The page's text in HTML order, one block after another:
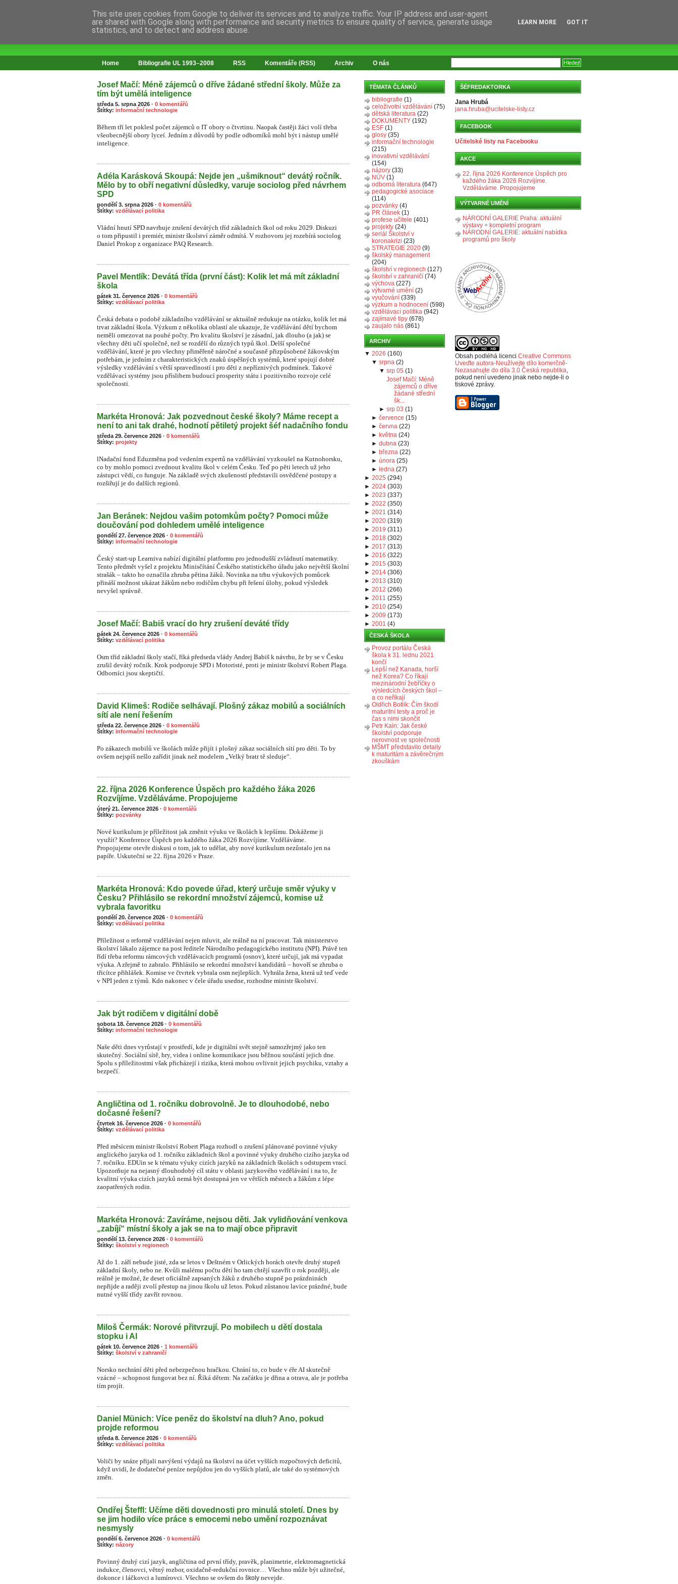
Home Bibliografie UL 1993–2008 RSS Komentáře (RSS) Archiv O nás
Josef Mačí: Méně zájemců o dříve žádané střední školy. Může za
tím být umělá inteligence
středa 5. srpna 2026 · 0 komentářů
Štítky: informační technologie
Během tří let poklesl počet zájemců o IT obory o čtvrtinu. Naopak častěji žáci volí třeba
všeobecnější obory lyceí. Jedním z důvodů by podle odborníků mohl být i nástup umělé
inteligence.
Adéla Karásková Skoupá: Nejde jen „ušmiknout“ devátý ročník.
Mělo by to obří negativní důsledky, varuje sociolog před návrhem
SPD
pondělí 3. srpna 2026 · 0 komentářů
Štítky: vzdělávací politika
Vládní hnutí SPD navrhuje zrušení devátých tříd základních škol od roku 2029. Diskuzi
o tom připustil i premiér, ministr školství záměr odmítá. V rozhovoru jej rozebírá sociolog
Daniel Prokop z organizace PAQ Research.
Pavel Mentlík: Devátá třída (první část): Kolik let má mít základní
škola
pátek 31. července 2026 · 0 komentářů
Štítky: vzdělávací politika
Česká debata o podobě základního vzdělávání se aktuálně redukuje na otázku, kolik let má
trvat základní škola. Výzkum z několika oblastí ale ukazuje, že vzdělávání dětí bychom
neměli omezovat na pouhé počty. Pro kvalitu školství je zásadní, jak dlouho (a jak) se
všechny děti učí společně, než se rozdělí do různých typů škol. Delší společné
vzdělávání, které je pro všechny přiměřeně náročné a současně přizpůsobené žákovským
potřebám, je jedním z charakteristických znaků úspěšných systémů, které spojují dobré
výsledky vzdělávání s větší spravedlností i pro děti z nepříznivých podmínek. Takové
vzdělávací systémy jsou příslibem budoucí prosperity státu i pozitivního rozvoje celé
společnosti.
Markéta Hronová: Jak pozvednout české školy? Máme recept a
není to ani tak drahé, hodnotí pětiletý projekt šéf nadačního fondu
středa 29. července 2026 · 0 komentářů
Štítky: projekty
lNadační fond Eduzměna pod vedením expertů na vzdělávání vyzkoušel na Kutnohorsku,
co by mohlo pomoci zvednout kvalitu škol v celém Česku. Teď po pěti letech už jeho
zástupci vědí, co funguje. Na základě svých zkušeností představili osvědčené postupy a
rozšiřují je do dalších regionů.
Jan Beránek: Nejdou vašim potomkům počty? Pomoci může
doučování pod dohledem umělé inteligence
pondělí 27. července 2026 · 0 komentářů
Štítky: informační technologie
Český start-up Learniva nabízí digitální platformu pro jednodušší zvládnutí matematiky.
Tento předmět vyšel z projektu Minisčítání Českého statistického úřadu jako největší školní
strašák – takto ho označila zhruba pětina žáků. Novinka na trhu výukových pomůcek
přináší možnost ukázat žákům nebo rodičům chybu při řešení úlohy, pokud výsledek
nevyšel správně.
Josef Mačí: Babiš vrací do hry zrušení deváté třídy
pátek 24. července 2026 · 0 komentářů
Štítky: vzdělávací politika
Osm tříd základní školy stačí, říká předseda vlády Andrej Babiš k návrhu, že by se v Česku
zrušil devátý ročník. Krok podporuje SPD i Motoristé, proti je ministr školství Robert Plaga.
Odborníci jsou skeptičtí.
David Klimeš: Rodiče selhávají. Plošný zákaz mobilů a sociálních
sítí ale není řešením
středa 22. července 2026 · 0 komentářů
Štítky: informační technologie
Po zákazech mobilů ve školách může přijít i plošný zákaz sociálních sítí pro děti. To by
ovšem nejspíš nešlo zařídit jinak než modelem „Velký bratr tě sleduje“.
22. října 2026 Konference Úspěch pro každého žáka 2026
Rozvíjíme. Vzděláváme. Propojujeme
úterý 21. července 2026 · 0 komentářů
Štítky: pozvánky
Nové kurikulum je příležitost jak změnit výuku ve školách k lepšímu. Dokážeme ji
využít? Konference Úspěch pro každého žáka 2026 Rozvíjíme. Vzděláváme.
Propojujeme otevře diskusi o tom, jak to udělat, aby nové kurikulum nezůstalo jen na
papíře. Uskuteční se 22. října 2026 v Praze.
Markéta Hronová: Kdo povede úřad, který určuje směr výuky v
Česku? Přihlásilo se rekordní množství zájemců, komise už
vybrala favoritku
pondělí 20. července 2026 · 0 komentářů
Štítky: vzdělávací politika
Příležitost o reformě vzdělávání nejen mluvit, ale reálně na ní pracovat. Tak ministerstvo
školství lákalo zájemce na post ředitele Národního pedagogického institutu (NPI). Právě ten
řídí třeba reformu rámcových vzdělávacích programů (osnov), které určují, jak má vypadat
výuka. A zřejmě to zabralo. Přihlásilo se rekordní množství kandidátů – hovoří se zhruba o
třicítce přihlášek. Komise ve čtvrtek vybrala osm nejlepších. Vyhrála žena, která už teď vede
v NPI jeden z týmů. Kdo nakonec v čele úřadu usedne, rozhodne ministr školství.
Jak být rodičem v digitální době
sobota 18. července 2026 · 0 komentářů
Štítky: informační technologie
Naše děti dnes vyrůstají v prostředí, kde je digitální svět stejně samozřejmý jako ten
skutečný. Sociální sítě, hry, videa i online komunikace jsou běžnou součástí jejich dne.
Spolu s příležitostmi však přicházejí i rizika, která mohou ovlivnit jejich psychiku, vztahy a
bezpečí.
Angličtina od 1. ročníku dobrovolně. Je to dlouhodobé, nebo
dočasné řešení?
čtvrtek 16. července 2026 · 0 komentářů
Štítky: vzdělávací politika
Před měsícem ministr školství Robert Plaga rozhodl o zrušení plánované povinné výuky
anglického jazyka od 1. ročníku základních škol a povinné výuky druhého cizího jazyka od
7. ročníku. EDUin se k tématu výuky cizích jazyků na základních školách s odstupem vrací.
Upozorňuje na nejasný dlouhodobý cíl státu v oblasti jazykového vzdělávání i na to, že
kvalitní výuka cizích jazyků nemá být dostupná jen ve větších městech a žákům z lépe
zaopatřených rodin.
Markéta Hronová: Zavíráme, nejsou děti. Jak vylidňování venkova
„zabíjí“ místní školy a jak se na to mají obce připravit
pondělí 13. července 2026 · 0 komentářů
Štítky: školství v regionech
Až do 1. září nebude jisté, zda se letos v Deštném v Orlických horách otevře druhý stupeň
základní školy, nebo ne. Kvůli malému počtu dětí ho tam chtějí uzavřít o rok později, ale
reálně je možné, že deset oficiálně zapsaných žáků z druhého stupně po prázdninách
nepřijde a raději zvolí přestup na jinou školu už letos. Pokud zůstanou lavice prázdné, bude
nutné vyšší třídy zavřít rovnou.
Miloš Čermák: Norové přitvrzují. Po mobilech u dětí dostala
stopku i AI
pátek 10. července 2026 · 1 komentářů
Štítky: školství v zahraničí
Norsko nechrání děti před nebezpečnou hračkou. Chrání to, co bude v éře AI skutečně
vzácné – schopnost fungovat bez ní. Říká dětem: Na začátku je dřina a otrava, ale je potřeba
tím projít.
Daniel Münich: Více peněz do školství na dluh? Ano, pokud
projde reformou
středa 8. července 2026 · 0 komentářů
Štítky: vzdělávací politika
Voliči by snáze přijali navýšení výdajů na školství na účet vyšších rozpočtových deficitů,
když uvidí, že dodatečné peníze nepůjdou jen do vyšších platů, ale také do systémových
změn.
Ondřej Šteffl: Učíme děti dovednosti pro minulá století. Dnes by
se jim hodilo více práce s emocemi nebo umění rozpoznávat
nesmysly
pondělí 6. července 2026 · 0 komentářů
Štítky: názory
Povinný druhý cizí jazyk, angličtina od první třídy, pravěk, planimetrie, elektromagnetická
indukce, členovci, větný rozbor, oxidačně-redukční rovnice… Všechno může být užitečné,
dokonce i láčkovci a lumírovci. Všechno se ovšem do školy nevejde.
TÉMATA ČLÁNKŮ
bibliografie (1)
celoživotní vzdělávání (75)
dětská literatura (22)
DOKUMENTY (192)
ESF (1)
glosy (35)
informační technologie
(215)
inovativní vzdělávání
(154)
názory (33)
NÚV (1)
odborná literatura (647)
pedagogické asociace
(114)
pozvánky (4)
PR článek (1)
profese učitele (401)
projekty (24)
seriál Školství v
koronakrizi (23)
STRATEGIE 2020 (9)
školský management
(204)
školství v regionech (127)
školství v zahraničí (74)
výchova (227)
výtvarné umění (2)
vyučování (339)
výzkum a hodnocení (598)
vzdělávací politika (942)
zajímavé tipy (678)
zaujalo nás (861)
ARCHIV
▼ 2026 (160)
▼srpna (2)
▼ srp 05 (1)
Josef Mačí: Méně
zájemců o dříve
žádané střední
šk...
► srp 03 (1)
►července (15)
►června (22)
► května (24)
►dubna (23)
► března (22)
►února (25)
► ledna (27)
► 2025 (294)
► 2024 (303)
► 2023 (337)
► 2022 (350)
► 2021 (314)
► 2020 (319)
► 2019 (311)
► 2018 (302)
► 2017 (313)
► 2016 (322)
► 2015 (303)
► 2014 (306)
► 2013 (310)
► 2012 (266)
► 2011 (255)
► 2010 (254)
► 2009 (173)
► 2001 (4)
ČESKÁ ŠKOLA
Provoz portálu Česká
škola k 31. lednu 2021
končí
Lepší než Kanada, horší
než Korea? Co říkají
mezinárodní žebříčky o
výsledcích českých škol –
a co neříkají
Oldřich Botlík: Čím škodí
maturitní testy a proč je
čas s nimi skončit
Petr Kain: Jak české
školství podporuje
nerovnost ve společnosti
MŠMT představilo detaily
k maturitám a závěrečným
zkouškám
ŠÉFREDAKTORKA
Jana Hrubá
jana.hruba@ucitelske-listy.cz
FACEBOOK
Učitelské listy na Facebooku
AKCE
22. října 2026 Konference Úspěch pro
každého žáka 2026 Rozvíjíme.
Vzděláváme. Propojujeme
VÝTVARNÉ UMĚNÍ
NÁRODNÍ GALERIE Praha: aktuální
výstavy + kompletní program
NÁRODNÍ GALERIE: aktuální nabídka
programů pro školy
Obsah podléhá licenci Creative Commons
Uveďte autora-Neužívejte dílo komerčně-
Nezasahujte do díla 3.0 Česká republika,
pokud není uvedeno jinak nebo nejde-li o
tiskové zprávy.
This site uses cookies from Google to deliver its services and to analyze traffic. Your IP address and user-agent
are shared with Google along with performance and security metrics to ensure quality of service, generate usage
statistics, and to detect and address abuse.
LEARN MORE GOT IT